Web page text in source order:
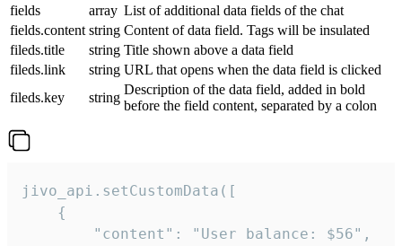
fields
array List of additional data fields of the chat
fields.content string Content of data field. Tags will be insulated
fileds.title
string Title shown above a data field
fileds.link
string URL that opens when the data field is clicked
fileds.key
string
Description of the data field, added in bold
before the field content, separated by a colon
jivo_api.setCustomData([
    {
        "content": "User balance: $56",